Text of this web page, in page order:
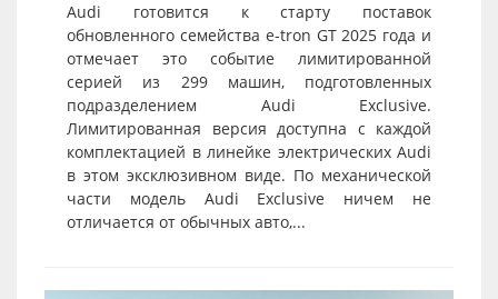
Audi готовится к старту поставок
обновленного семейства e-tron GT 2025 года и
отмечает это событие лимитированной
серией из 299 машин, подготовленных
подразделением Audi Exclusive.
Лимитированная версия доступна с каждой
комплектацией в линейке электрических Audi
в этом эксклюзивном виде. По механической
части модель Audi Exclusive ничем не
отличается от обычных авто,...